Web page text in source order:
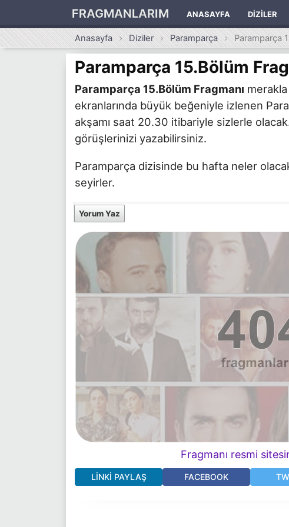
FRAGMANLARIM ANASAYFA DIZILER
Anasayfa Diziler Paramparça Paramparça
Paramparça 15.Bölüm
Paramparça 15.Bölüm Fragmanı merakla
ekranlarında büyük beğeniyle izlenen
akşamı saat 20.30 itibariyle sizlerle
görüşlerinizi yazabilirsiniz.
Paramparça dizisinde bu hafta neler
seyirler.
Yorum Yaz
Fragmanı resmi
LINKI PAYLAŞ FACEBOOK